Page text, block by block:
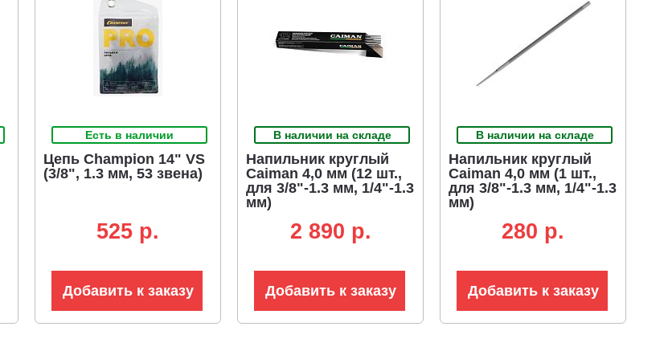
Есть в наличии
Цепь Champion 14" VS
(3/8", 1.3 мм, 53 звена)
525 p.
Добавить к заказу
В наличии на складе
Напильник круглый
Caiman 4,0 мм (12 шт.,
для 3/8"-1.3 мм, 1/4"-1.3
мм)
2 890 p.
Добавить к заказу
В наличии на складе
Напильник круглый
Caiman 4,0 мм (1 шт.,
для 3/8"-1.3 мм, 1/4"-1.3
мм)
280 p.
Добавить к заказу